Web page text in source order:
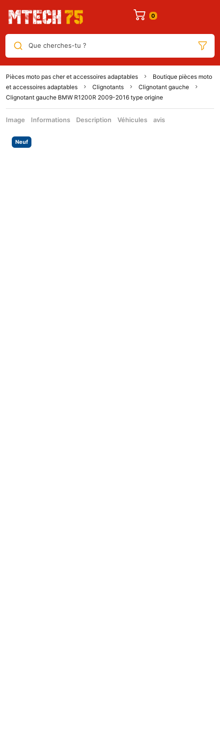
Que cherches-tu ?
Pièces moto pas cher et accessoires adaptables
Boutique pièces moto
et accessoires adaptables
Clignotants
Clignotant gauche
Clignotant gauche BMW R1200R 2009-2016 type origine
Image Informations Description Véhicules avis
Neuf